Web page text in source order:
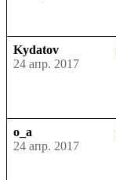
Kydatov
24 апр. 2017
o_a
24 апр. 2017